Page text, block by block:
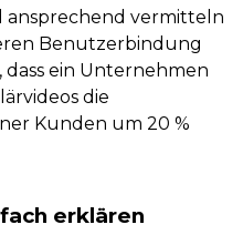
vermitteln
Benutzerbindung
ein Unternehmen
die
Kunden um 20 %
erklären